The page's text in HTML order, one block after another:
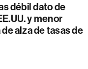
débil dato de
y menor
alza de tasas de